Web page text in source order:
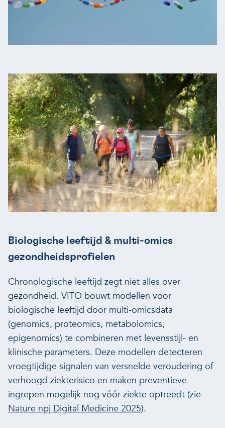
Biologische leeftijd & multi-omics
gezondheidsprofielen
Chronologische leeftijd zegt niet alles over
gezondheid. VITO bouwt modellen voor
biologische leeftijd door multi-omicsdata
(genomics, proteomics, metabolomics,
epigenomics) te combineren met levensstijl- en
klinische parameters. Deze modellen detecteren
vroegtijdige signalen van versnelde veroudering of
verhoogd ziekterisico en maken preventieve
ingrepen mogelijk nog vóór ziekte optreedt (zie
Nature npj Digital Medicine 2025).